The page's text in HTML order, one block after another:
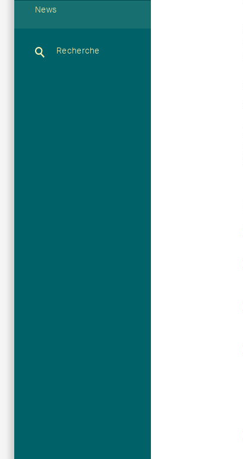
News
Recherche